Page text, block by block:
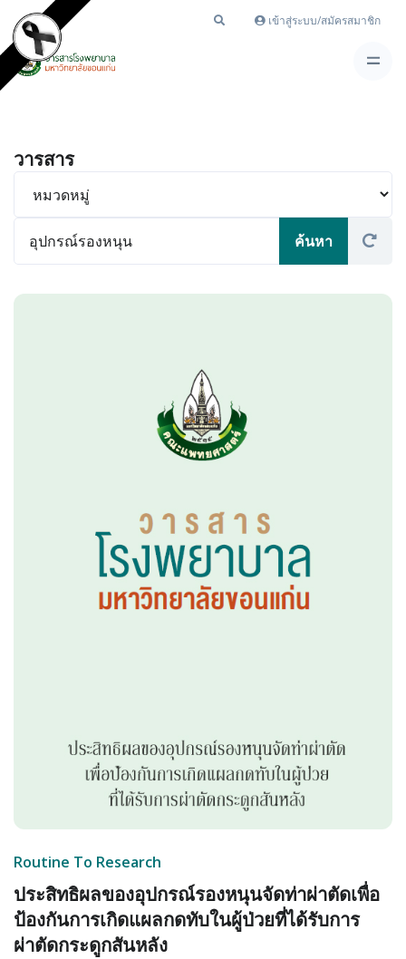
เข้าสู่ระบบ/สมัครสมาชิก
วารสาร
Routine To Research
ประสิทธิผลของอุปกรณ์รองหนุนจัดท่าผ่าตัดเพื่อ
ป้องกันการเกิดแผลกดทับในผู้ป่วยที่ได้รับการ
ผ่าตัดกระดูกสันหลัง